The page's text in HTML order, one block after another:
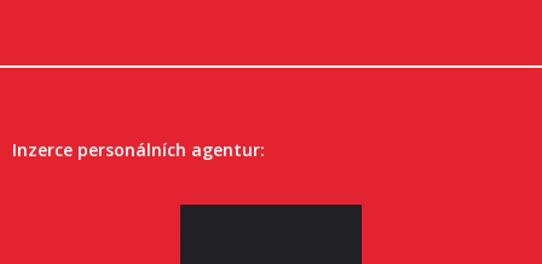
Inzerce personálních agentur: